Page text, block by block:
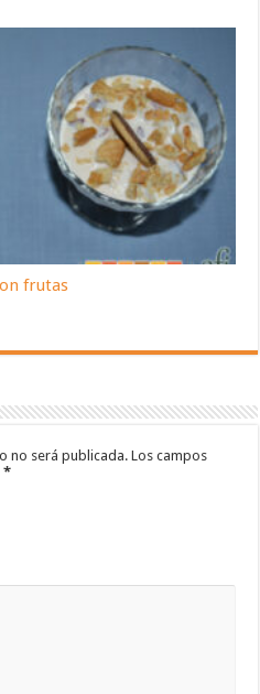
frutas
no será publicada. Los campos
*